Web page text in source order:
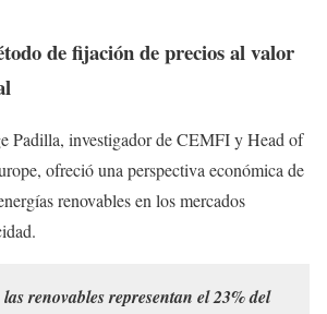
de fijación de precios al valor
Padilla, investigador de CEMFI y Head of
ofreció una perspectiva económica de
renovables en los mercados
renovables representan el 23% del